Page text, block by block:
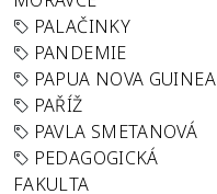
PALAČINKY
PANDEMIE
PAPUA NOVA GUINEA
PAŘÍŽ
PAVLA SMETANOVÁ
PEDAGOGICKÁ
FAKULTA